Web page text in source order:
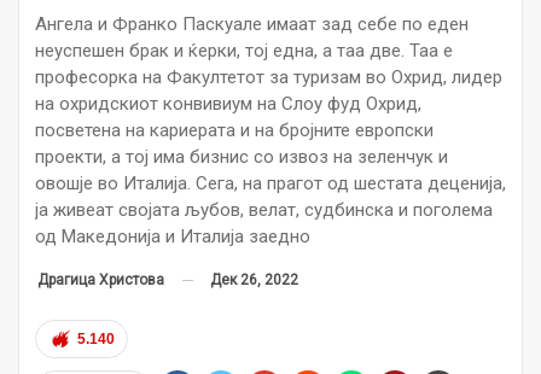
Ангела и Франко Паскуале имаат зад себе по еден
неуспешен брак и ќерки, тој една, а таа две. Таа е
професорка на Факултетот за туризам во Охрид, лидер
на охридскиот конвивиум на Слоу фуд Охрид,
посветена на кариерата и на бројните европски
проекти, а тој има бизнис со извоз на зеленчук и
овошје во Италија. Сега, на прагот од шестата деценија,
ја живеат својата љубов, велат, судбинска и поголема
од Македонија и Италија заедно
Драгица Христова Дек 26, 2022
5.140